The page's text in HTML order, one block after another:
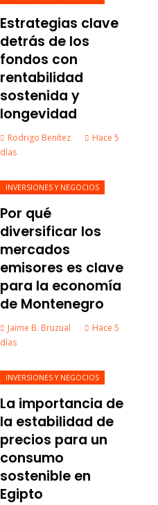
Estrategias clave
detrás de los
fondos con
rentabilidad
sostenida y
longevidad
Rodrigo Benítez
Hace 5
días
INVERSIONES Y NEGOCIOS
Por qué
diversificar los
mercados
emisores es clave
para la economía
de Montenegro
Jaime B. Bruzual
Hace 5
días
INVERSIONES Y NEGOCIOS
La importancia de
la estabilidad de
precios para un
consumo
sostenible en
Egipto